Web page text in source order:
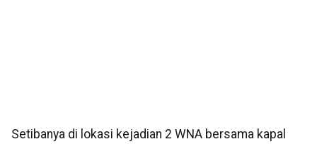
Setibanya di lokasi kejadian 2 WNA bersama kapal